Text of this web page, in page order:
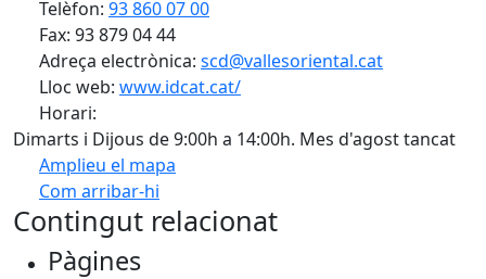
Telèfon: 93 860 07 00
Fax: 93 879 04 44
Adreça electrònica: scd@vallesoriental.cat
Lloc web: www.idcat.cat/
Horari:
Dimarts i Dijous de 9:00h a 14:00h. Mes d'agost tancat
Amplieu el mapa
Com arribar-hi
+
Contingut relacionat
Pàgines